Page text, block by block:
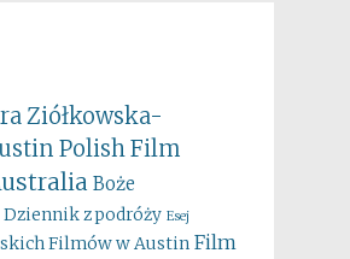
Ziółkowska-
Polish Film
Boże
Dziennik z podróży Esej
Filmów w Austin Film